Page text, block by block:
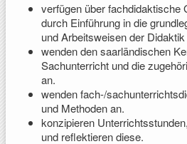
verfügen über fachdidaktische
durch Einführung in die
und Arbeitsweisen der
wenden den saarländischen
Sachunterricht und die
an.
wenden fach-/
und Methoden an.
konzipieren
und reflektieren diese.